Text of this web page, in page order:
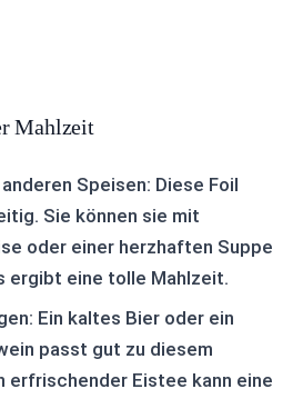
Mahlzeit
Speisen: Diese Foil
Sie können sie mit
oder einer herzhaften Suppe
ergibt eine tolle Mahlzeit.
Ein kaltes Bier oder ein
passt gut zu diesem
erfrischender Eistee kann eine